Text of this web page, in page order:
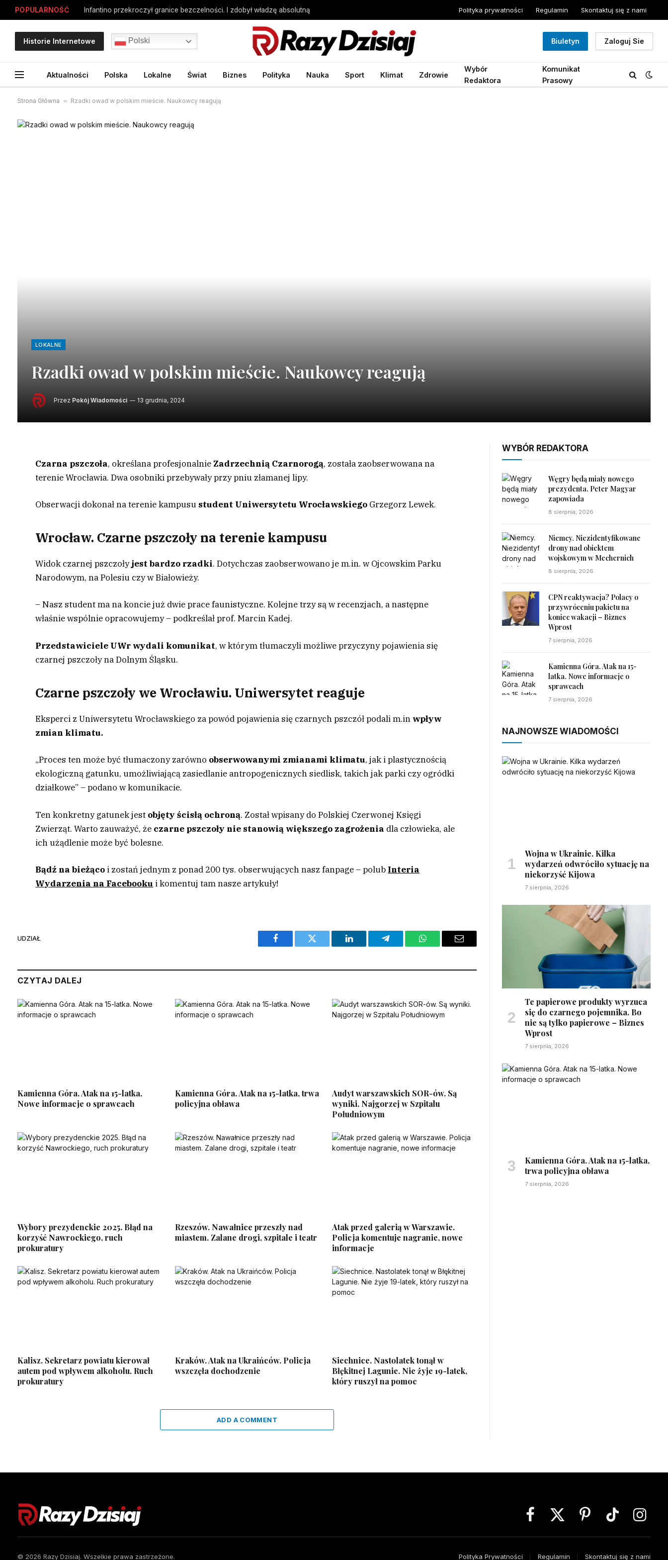
POPULARNOŚĆ Infantino przekroczył granice bezczelności. I zdobył władzę absolutną Polityka prywatności Regulamin Skontaktuj się z nami
Historie Internetowe Polski Biuletyn Zaloguj Sie
Aktualności Polska Lokalne Świat Biznes Polityka Nauka Sport Klimat Zdrowie
Wybór
Redaktora
Komunikat
Prasowy
Strona Główna » Rzadki owad w polskim mieście. Naukowcy reagują
LOKALNE
Rzadki owad w polskim mieście. Naukowcy reagują
Przez Pokój Wiadomości 13 grudnia, 2024
Czarna pszczoła, określana profesjonalnie Zadrzechnią Czarnorogą, została zaobserwowana na
terenie Wrocławia. Dwa osobniki przebywały przy pniu złamanej lipy.
Obserwacji dokonał na terenie kampusu student Uniwersytetu Wrocławskiego Grzegorz Lewek.
Wrocław. Czarne pszczoły na terenie kampusu
Widok czarnej pszczołyjest bardzo rzadki. Dotychczas zaobserwowano je m.in. w Ojcowskim Parku
Narodowym, na Polesiu czy w Białowieży.
– Nasz student ma na koncie już dwie prace faunistyczne. Kolejne trzy są w recenzjach, a następne
właśnie wspólnie opracowujemy – podkreślał prof. Marcin Kadej.
Przedstawiciele UWr wydali komunikat, w którym tłumaczyli możliwe przyczyny pojawienia się
czarnej pszczoły na Dolnym Śląsku.
Czarne pszczoły we Wrocławiu. Uniwersytet reaguje
Eksperci z Uniwersytetu Wrocławskiego za powód pojawienia się czarnych pszczół podali m.in wpływ
zmian klimatu.
„Proces ten może być tłumaczony zarówno obserwowanymi zmianami klimatu, jak i plastycznością
ekologiczną gatunku, umożliwiającą zasiedlanie antropogenicznych siedlisk, takich jak parki czy ogródki
działkowe” – podano w komunikacie.
Ten konkretny gatunek jest objęty ścisłą ochroną. Został wpisany do Polskiej Czerwonej Księgi
Zwierząt. Warto zauważyć, że czarne pszczoły nie stanowią większego zagrożenia dla człowieka, ale
ich użądlenie może być bolesne.
Bądź na bieżąco i zostań jednym z ponad 200 tys. obserwujących nasz fanpage – polub Interia
Wydarzenia na Facebooku i komentuj tam nasze artykuły!
UDZIAŁ
Facebook Twitter LinkedIn Telegram WhatsAppEmail
CZYTAJ DALEJ
Kamienna Góra. Atak na 15-latka.
Nowe informacje o sprawcach
Kamienna Góra. Atak na 15-latka, trwa
policyjna obława
Audyt warszawskich SOR-ów. Są
wyniki. Najgorzej w Szpitalu
Południowym
Wybory prezydenckie 2025. Błąd na
korzyść Nawrockiego, ruch
prokuratury
Rzeszów. Nawałnice przeszły nad
miastem. Zalane drogi, szpitale i teatr
Atak przed galerią w Warszawie.
Policja komentuje nagranie, nowe
informacje
Kalisz. Sekretarz powiatu kierował
autem pod wpływem alkoholu. Ruch
prokuratury
Kraków. Atak na Ukraińców. Policja
wszczęła dochodzenie
Siechnice. Nastolatek tonął w
Błękitnej Lagunie. Nie żyje 19-latek,
który ruszył na pomoc
ADD A COMMENT
WYBÓR REDAKTORA
Węgry będą miały nowego
prezydenta. Peter Magyar
zapowiada
8 sierpnia, 2026
Niemcy. Niezidentyfikowane
drony nad obiektem
wojskowym w Mechernich
8 sierpnia, 2026
CPN reaktywacja? Polacy o
przywróceniu pakietu na
koniec wakacji – Biznes
Wprost
7 sierpnia, 2026
Kamienna Góra. Atak na 15-
latka. Nowe informacje o
sprawcach
7 sierpnia, 2026
NAJNOWSZE WIADOMOŚCI
Wojna w Ukrainie. Kilka
wydarzeń odwróciło sytuację na
niekorzyść Kijowa
7 sierpnia, 2026
Te papierowe produkty wyrzuca
się do czarnego pojemnika. Bo
nie są tylko papierowe – Biznes
Wprost
7 sierpnia, 2026
Kamienna Góra. Atak na 15-latka,
trwa policyjna obława
7 sierpnia, 2026
Facebook
X
PinterestTikTok
© 2026 Razy Dzisiaj. Wszelkie prawa zastrzeżone. Polityka Prywatności Regulamin Skontaktuj się z nami